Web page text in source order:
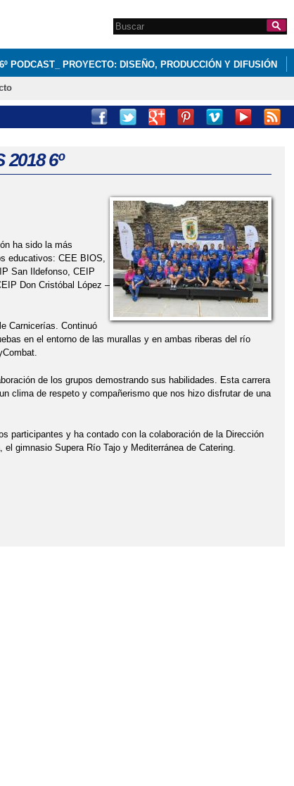
Formulario de
búsqueda
Search this site
PODCAST_ PROYECTO: DISEÑO, PRODUCCIÓN Y DIFUSIÓN
6º
ha sido la más
educativos: CEE BIOS,
San Ildefonso, CEIP
Don Cristóbal López –
Carnicerías. Continuó
en el entorno de las murallas y en ambas riberas del río
de los grupos demostrando sus habilidades. Esta carrera
clima de respeto y compañerismo que nos hizo disfrutar de una
participantes y ha contado con la colaboración de la Dirección
gimnasio Supera Río Tajo y Mediterránea de Catering.